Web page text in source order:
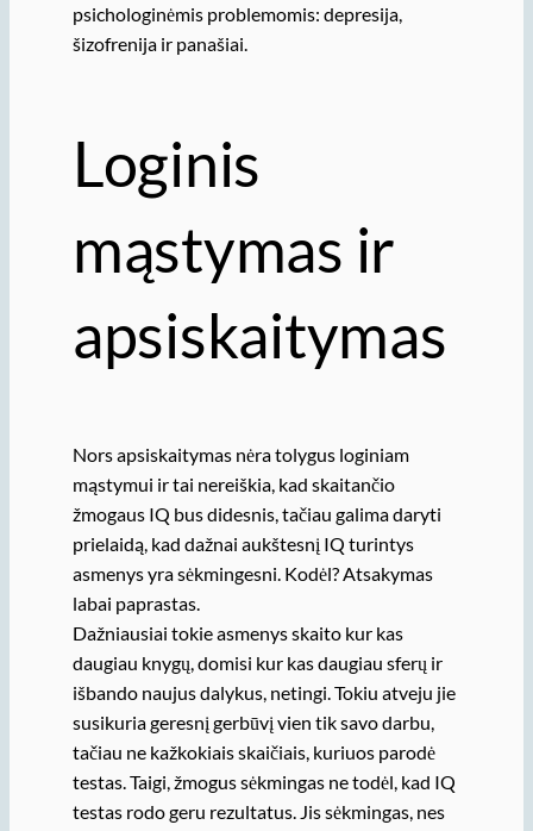
psichologinėmis problemomis: depresija,
šizofrenija ir panašiai.
Loginis
mąstymas ir
apsiskaitymas
Nors apsiskaitymas nėra tolygus loginiam
mąstymui ir tai nereiškia, kad skaitančio
žmogaus IQ bus didesnis, tačiau galima daryti
prielaidą, kad dažnai aukštesnį IQ turintys
asmenys yra sėkmingesni. Kodėl? Atsakymas
labai paprastas.
Dažniausiai tokie asmenys skaito kur kas
daugiau knygų, domisi kur kas daugiau sferų ir
išbando naujus dalykus, netingi. Tokiu atveju jie
susikuria geresnį gerbūvį vien tik savo darbu,
tačiau ne kažkokiais skaičiais, kuriuos parodė
testas. Taigi, žmogus sėkmingas ne todėl, kad IQ
testas rodo geru rezultatus. Jis sėkmingas, nes